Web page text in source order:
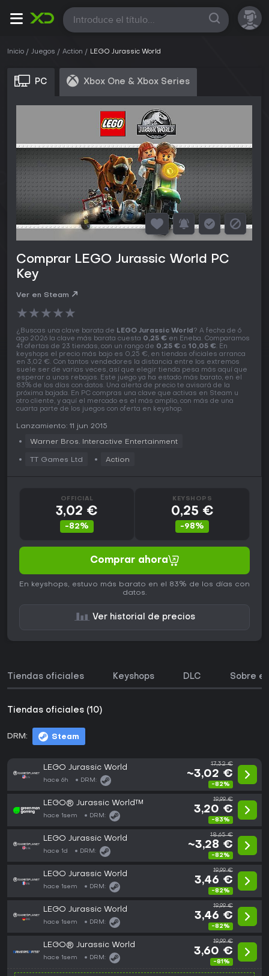
Todas
Inicio Juegos Action LEGO Jurassic World
PC Xbox One & Xbox Series
Comprar LEGO Jurassic World PC
Key
Ver en Steam
★★★★★
¿Buscas una clave barata de LEGO Jurassic World? A fecha de 6
ago 2026 la clave más barata cuesta 0,25 € en Eneba. Comparamos
41 ofertas de 23 tiendas, con un rango de 0,25 € a 10,05 €. En
keyshops el precio más bajo es 0,25 €, en tiendas oficiales arranca
en 3,02 €. Con tantos vendedores la distancia entre los extremos
suele ser de varias veces, así que elegir tienda pesa más aquí que
esperar a unas rebajas. Este juego ya ha estado más barato, en el
83% de los días con datos. Una alerta de precio te avisará de la
próxima bajada. En PC compras una clave que activas en Steam u
otro cliente, y aquí el mercado es el más amplio, con más de una
cuarta parte de los juegos con oferta en keyshop.
Lanzamiento: 11 jun 2015
Warner Bros. Interactive Entertainment
TT Games Ltd Action
OFFICIAL
3,02 €
-82%
KEYSHOPS
0,25 €
-98%
Comprar ahora
En keyshops, estuvo más barato en el 83% de los días con
datos.
Ver historial de precios
Tiendas oficiales Keyshops DLC Sobre
Tiendas oficiales (10)
DRM: Steam
LEGO Jurassic World
hace 6h DRM:
17,32 €
~3,02 €
-82%
LEGO® Jurassic World™
hace 1sem DRM:
19,99 €
3,20 €
-83%
LEGO Jurassic World
hace 1d DRM:
18,65 €
~3,28 €
-82%
LEGO Jurassic World
hace 1sem DRM:
19,99 €
3,46 €
-82%
LEGO Jurassic World
hace 1sem DRM:
19,99 €
3,46 €
-82%
LEGO® Jurassic World
hace 1sem DRM:
19,99 €
3,60 €
-81%